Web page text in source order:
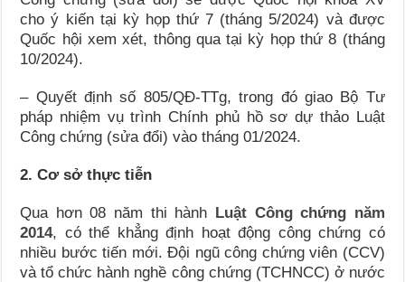
cho ý kiến tại kỳ họp thứ 7 (tháng 5/2024) và được
Quốc hội xem xét, thông qua tại kỳ họp thứ 8 (tháng
10/2024).
– Quyết định số 805/QĐ-TTg, trong đó giao Bộ Tư
pháp nhiệm vụ trình Chính phủ hồ sơ dự thảo Luật
Công chứng (sửa đổi) vào tháng 01/2024.
2. Cơ sở thực tiễn
Qua hơn 08 năm thi hành Luật Công chứng năm
2014, có thể khẳng định hoạt động công chứng có
nhiều bước tiến mới. Đội ngũ công chứng viên (CCV)
và tổ chức hành nghề công chứng (TCHNCC) ở nước